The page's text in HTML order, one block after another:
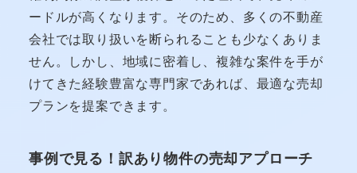
ードルが高くなります。そのため、多くの不動産
会社では取り扱いを断られることも少なくありま
せん。しかし、地域に密着し、複雑な案件を手が
けてきた経験豊富な専門家であれば、最適な売却
プランを提案できます。
事例で見る！訳あり物件の売却アプローチ